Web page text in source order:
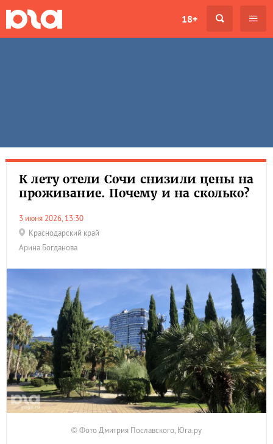
18+
К лету отели Сочи снизили цены на
проживание. Почему и на сколько?
3 июня 2026, 13:30
Краснодарский край
Арина Богданова
© Фото Дмитрия Пославского, Юга.ру